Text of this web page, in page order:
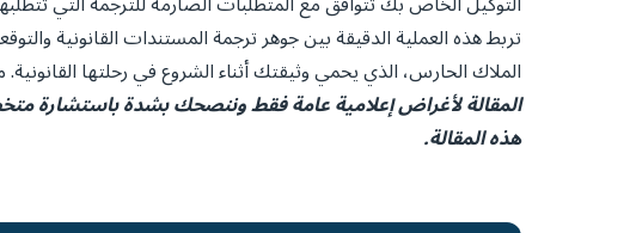
تربط هذه العملية الدقيقة بين جوهر ترجمة المستندات القانونية
الملاك الحارس، الذي يحمي وثيقتك أثناء الشروع في رحلتها
المقالة لأغراض إعلامية عامة فقط وننصحك بشدة باستشارة
هذه المقالة.